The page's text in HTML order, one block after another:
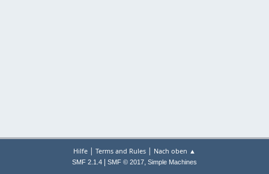
Hilfe | Terms and Rules | Nach oben ▲
SMF 2.1.4 SMF © 2017, Simple Machines